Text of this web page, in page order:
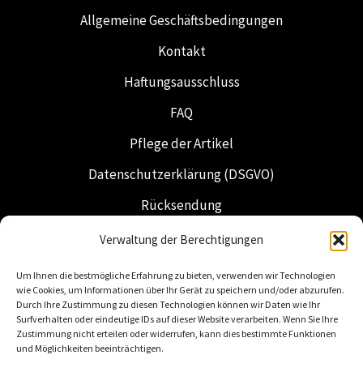
Verwaltung der Berechtigungen
Um Ihnen die bestmögliche Erfahrung zu bieten, verwenden wir Technologien
wie Cookies, um Informationen über Ihr Gerät zu speichern und/oder abzurufen.
Durch Ihre Zustimmung zu diesen Technologien können wir Daten wie Ihr
Surfverhalten oder eindeutige IDs auf dieser Website verarbeiten. Wenn Sie Ihre
Zustimmung nicht erteilen oder widerrufen, kann dies bestimmte Funktionen
und Möglichkeiten beeinträchtigen.
Allgemeine Geschäftsbedingungen
Kontakt
Haftungsausschluss
FAQ
Pflege der Artikel
Datenschutzerklärung (DSGVO)
Rücksendung
Versand & Lieferung
Niederländische Insignien